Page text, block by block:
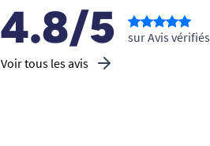
4.8/5
Voir tous les avis
sur Avis vérifiés